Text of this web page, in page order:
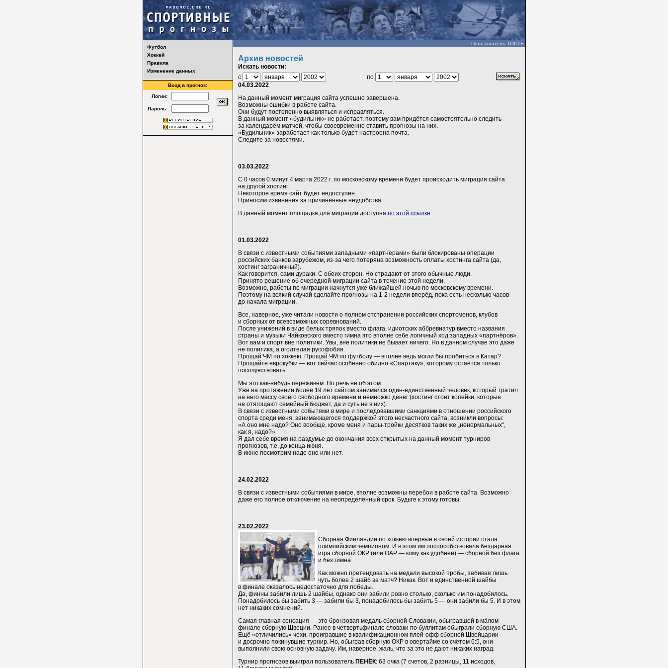
Футбол
Хоккей
Правила
Изменение данных
Вход в прогноз:
Логин:
Пароль:
Пользователь: ГОСТЬ
Архив новостей
Искать новости:
с
по
04.03.2022
На данный момент миграция сайта успешно завершена.
Возможны ошибки в работе сайта.
Они будут постепенно выявляться и исправляться.
В данный момент «будильник» не работает, поэтому вам придётся самостоятельно следить
за календарём матчей, чтобы своевременно ставить прогнозы на них.
«Будильник» заработает как только будет настроена почта.
Следите за новостями.
03.03.2022
С 0 часов 0 минут 4 марта 2022 г. по московскому времени будет происходить миграция сайта
на другой хостинг.
Некоторое время сайт будет недоступен.
Приносим извинения за причинённые неудобства.
В данный момент площадка для миграции доступна по этой ссылке.
01.03.2022
В связи с известными событиями западными «партнёрами» были блокированы операции
российских банков зарубежом, из-за чего потеряна возможность оплаты хостинга сайта (да,
хостинг заграничный).
Как говорится, сами дураки. С обеих сторон. Но страдают от этого обычные люди.
Принято решение об очередной миграции сайта в течение этой недели.
Возможно, работы по миграции начнутся уже ближайшей ночью по московскому времени.
Поэтому на всякий случай сделайте прогнозы на 1-2 недели вперёд, пока есть несколько часов
до начала миграции.
Все, наверное, уже читали новости о полном отстранении российских спортсменов, клубов
и сборных от всевозможных соревнований.
После унижений в виде белых тряпок вместо флага, идиотских аббревиатур вместо названия
страны и музыки Чайковского вместо гимна это вполне себе логичный ход западных «партнёров».
Вот вам и спорт вне политики. Увы, вне политики не бывает ничего. Но в данном случае это даже
не политика, а оголтелая русофобия.
Прощай ЧМ по хоккею. Прощай ЧМ по футболу — вполне ведь могли бы пробиться в Катар?
Прощайте еврокубки — вот сейчас особенно обидно «Спартаку», которому остаётся только
посочувствовать.
Мы это как-нибудь переживём. Но речь не об этом.
Уже на протяжении более 19 лет сайтом занимался один-единственный человек, который тратил
на него массу своего свободного времени и немножко денег (хостинг стоит копейки, которые
не отягощают семейный бюджет, да и суть не в них).
В связи с известными событями в мире и последовавшими санкциями в отношении российского
спорта среди меня, занимающегося поддержкой этого несчастного сайта, возникли вопросы:
«А оно мне надо? Оно вообще, кроме меня и пары-тройки десятков таких же „ненормальных“,
как я, надо?»
Я дал себе время на раздумье до окончания всех открытых на данный момент турниров
прогнозов, т.е. до конца июня.
В июне посмотрим надо оно или нет.
24.02.2022
В связи с известными событиями в мире, вполне возможны перебои в работе сайта. Возможно
даже его полное отключение на неопределённый срок. Будьте к этому готовы.
23.02.2022
Сборная Финляндии по хоккею впервые в своей истории стала
олимпийским чемпионом. И в этом им поспособствовала бездарная
игра сборной ОКР (или ОАР — кому как удобнее) — сборной без флага
и без гимна.
Как можно претендовать на медали высокой пробы, забивая лишь
чуть более 2 шайб за матч? Никак. Вот и единственной шайбы
в финале оказалось недостаточно для победы.
Да, финны забили лишь 2 шайбы, однако они забили ровно столько, сколько им понадобилось.
Понадобилось бы забить 3 — забили бы 3, понадобилось бы забить 5 — они забили бы 5. И в этом
нет никаких сомнений.
Самая главная сенсация — это бронзовая медаль сборной Словакии, обыгравшей в ма́лом
финале сборную Швеции. Ранее в четвертьфинале словаки по буллитам обыграли сборную США.
Ещё «отличились» чехи, проигравшие в квалификационном плей-офф сборной Швейцарии
и досрочно покинувшие турнир. Но, обыграв сборную ОКР в овертайме со счётом 6:5, они
выполнили свою основную задачу. Им, наверное, жаль, что за это не дают никаких наград.
Турнир прогнозов выиграл пользователь ПЕНЁК: 63 очка (7 счетов, 2 разницы, 11 исходов,